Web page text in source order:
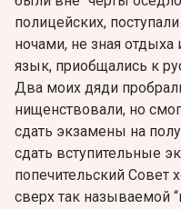
полицейских,
ночами, не зная отдыха
язык, приобщались к
Два моих дяди
нищенствовали, но
сдать экзамены на
сдать вступительные
попечительский Совет
сверх так называемой